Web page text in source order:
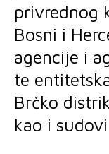
privrednog
Bosni i
agencije i
te
Brčko
kao i